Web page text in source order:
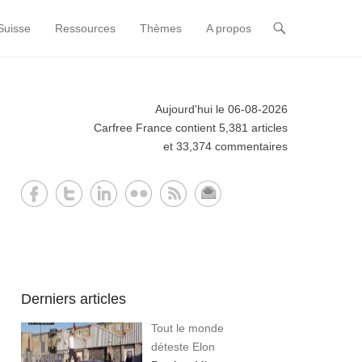
Ressources Thèmes A propos
Aujourd'hui le 06-08-2026
Carfree France contient 5,381 articles
et 33,374 commentaires
Derniers articles
Tout le monde
déteste Elon